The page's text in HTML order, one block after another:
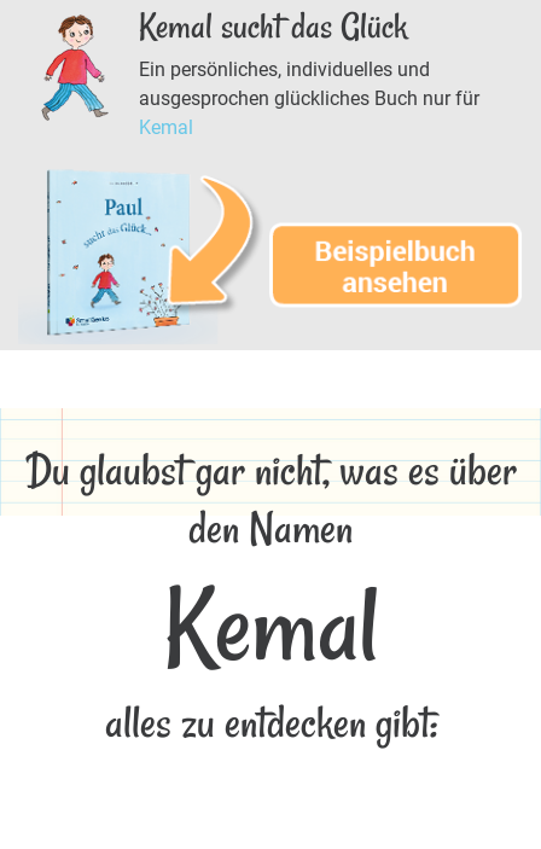
Kemal sucht das Glück
Ein persönliches, individuelles und
ausgesprochen glückliches Buch nur für
Kemal
Du glaubst gar nicht, was es über
den Namen
Kemal
alles zu entdecken gibt: